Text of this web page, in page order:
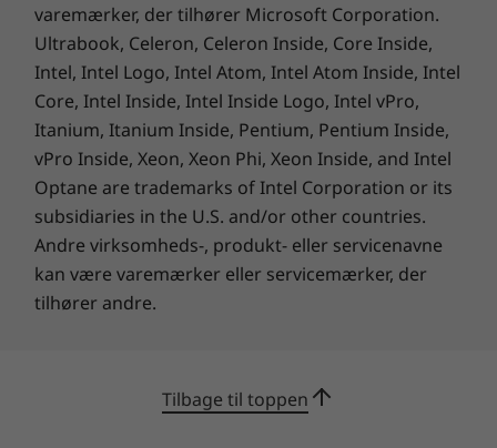
Skærm, tastatur og mus sælges separat.
Lige så alsidig som den er kraftfuld
Den stationære ThinkCentre M70q Gen 4 Tiny-
computer (Intel) er primært designet med
tanke på mennesker – og mindre
arbejdsområder. Dens slanke, moderne design
og kompakte 1L form betyder, at denne Tiny-pc
bagsiden af ​​en ThinkCentre Tiny-in-One (TIO)-
Strømforsyning
135W, 89 % energibesparende
90W, 89 % energibesparende
65W, 89 % energibesparende
Forudinstalleret software
Lenovo Commercial Vantage
Office 365 (prøveversion)
Administrationsmuligheder
Understøtter op til 4 separate skærme
ThinkCentre M70q Gen 4 Tiny (Intel)
varemærker, der tilhører Microsoft Corporation.
Ultrabook, Celeron, Celeron Inside, Core Inside,
Intel, Intel Logo, Intel Atom, Intel Atom Inside, Intel
Core, Intel Inside, Intel Inside Logo, Intel vPro,
Itanium, Itanium Inside, Pentium, Pentium Inside,
vPro Inside, Xeon, Xeon Phi, Xeon Inside, and Intel
Optane are trademarks of Intel Corporation or its
subsidiaries in the U.S. and/or other countries.
Andre virksomheds-, produkt- eller servicenavne
kan være varemærker eller servicemærker, der
tilhører andre.
Tilbage til toppen